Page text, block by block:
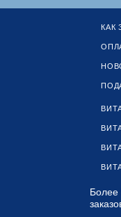
КАК
Более